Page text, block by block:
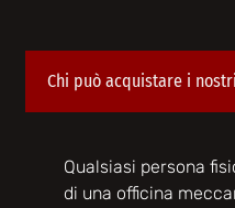
Chi può acquistare i
Qualsiasi persona
di una officina